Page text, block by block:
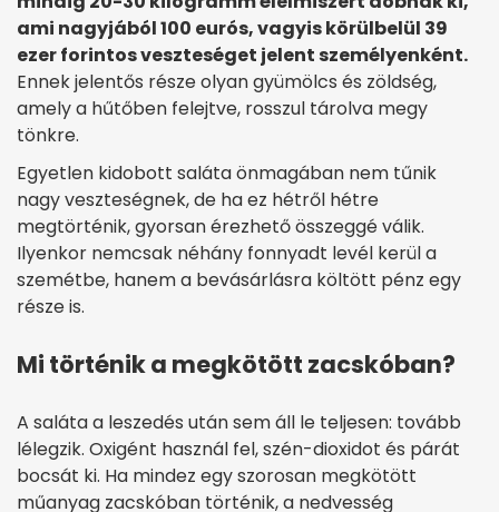
ami nagyjából 100 eurós, vagyis körülbelül 39
ezer forintos veszteséget jelent személyenként.
Ennek jelentős része olyan gyümölcs és zöldség,
amely a hűtőben felejtve, rosszul tárolva megy
tönkre.
Egyetlen kidobott saláta önmagában nem tűnik
nagy veszteségnek, de ha ez hétről hétre
megtörténik, gyorsan érezhető összeggé válik.
Ilyenkor nemcsak néhány fonnyadt levél kerül a
szemétbe, hanem a bevásárlásra költött pénz egy
része is.
Mi történik a megkötött zacskóban?
A saláta a leszedés után sem áll le teljesen: tovább
lélegzik. Oxigént használ fel, szén-dioxidot és párát
bocsát ki. Ha mindez egy szorosan megkötött
műanyag zacskóban történik, a nedvesség